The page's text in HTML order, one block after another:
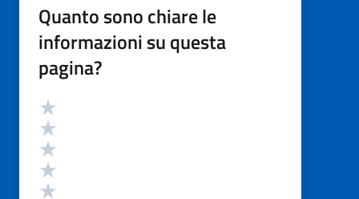
Quanto sono chiare le
informazioni su questa
pagina?
Valutazione